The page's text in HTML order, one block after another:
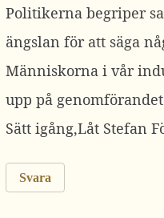
Politikerna begriper
ängslan för att säga
Människorna i vår
upp på
Sätt igång,Låt Stefan
Svara